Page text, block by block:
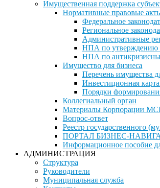
Имущественная поддержка
Нормативные правовые
Федеральное
Региональное
Административные
НПА по утверждению
НПА по
Имущество для бизнеса
Перечень имущества
Инвестиционная
Порядки
Коллегиальный орган
Материалы Корпорации
Вопрос-ответ
Реестр государственного
ПОРТАЛ БИЗНЕС-
Информационное пособие
АДМИНИСТРАЦИЯ
Структура
Руководители
Муниципальная служба